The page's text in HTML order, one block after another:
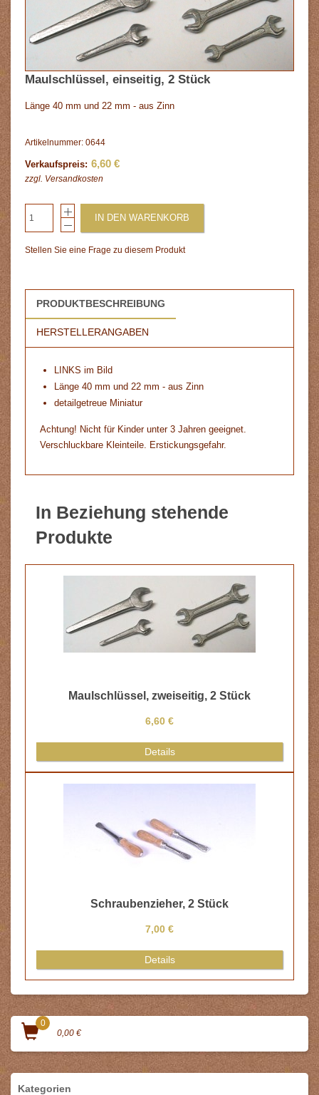
Maulschlüssel, einseitig, 2 Stück
Länge 40 mm und 22 mm - aus Zinn
Artikelnummer: 0644
Verkaufspreis: 6,60 €
zzgl. Versandkosten
IN DEN WARENKORB
Stellen Sie eine Frage zu diesem Produkt
PRODUKTBESCHREIBUNG
HERSTELLERANGABEN
LINKS im Bild
Länge 40 mm und 22 mm - aus Zinn
detailgetreue Miniatur
Achtung! Nicht für Kinder unter 3 Jahren geeignet.
Verschluckbare Kleinteile. Erstickungsgefahr.
In Beziehung stehende
Produkte
Maulschlüssel, zweiseitig, 2 Stück
6,60 €
Details
Schraubenzieher, 2 Stück
7,00 €
Details
0
0,00 €
Kategorien